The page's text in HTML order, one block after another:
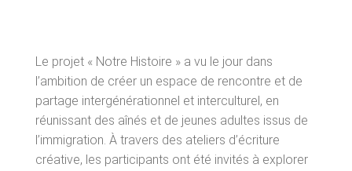
Blogue
Chroniques
CALENDRIER D’ACTIVITÉS
Le projet « Notre Histoire » a vu le jour dans
l’ambition de créer un espace de rencontre et de
partage intergénérationnel et interculturel, en
réunissant des aînés et de jeunes adultes issus de
l’immigration. À travers des ateliers d’écriture
créative, les participants ont été invités à explorer